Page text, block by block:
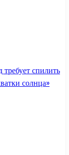
требует спилить
солнца»